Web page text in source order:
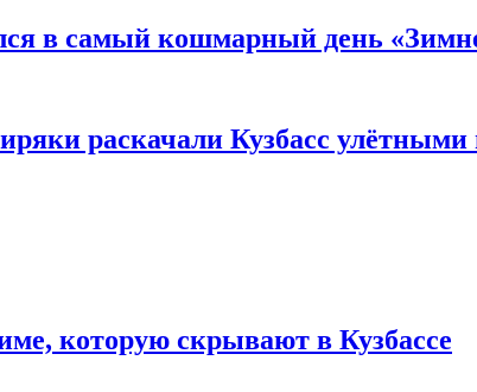
в самый кошмарный день
раскачали Кузбасс улётными
которую скрывают в Кузбассе